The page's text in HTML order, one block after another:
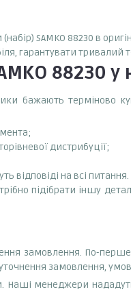
SAMKO 88230 в
гарантувати тривалий
88230 у
бажають терміново
дистрибуції;
відповіді на всі питання.
підібрати іншу
замовлення. По-
замовлення,
менеджери нададуть